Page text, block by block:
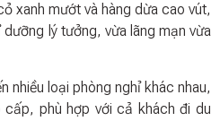
xanh mướt và hàng dừa cao vút,
lý tưởng, vừa lãng mạn vừa
nhiều loại phòng nghỉ khác nhau,
phù hợp với cả khách đi du